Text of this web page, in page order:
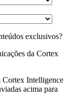
exclusivos?
da Cortex
Cortex Intelligence
acima para